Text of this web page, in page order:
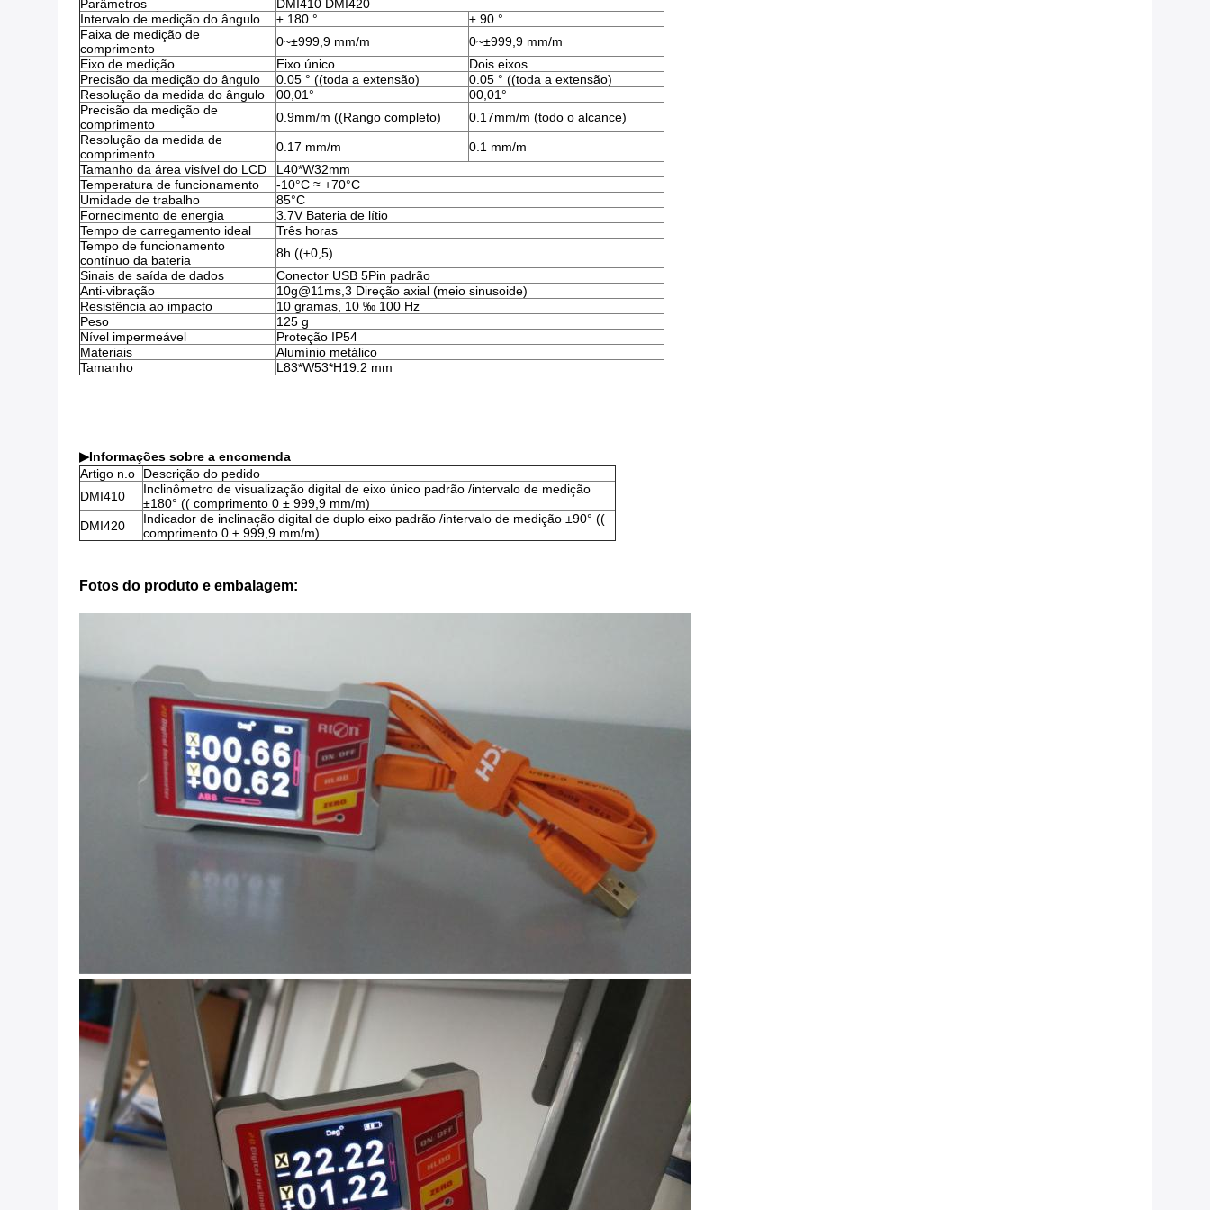
Parâmetros
DMI410 DMI420
Intervalo de medição do ângulo
± 180 °
± 90 °
Faixa de medição de
comprimento
0~±999,9 mm/m
0~±999,9 mm/m
Eixo de medição
Eixo único
Dois eixos
Precisão da medição do ângulo
0.05 ° ((toda a extensão)
0.05 ° ((toda a extensão)
Resolução da medida do ângulo
00,01°
00,01°
Precisão da medição de
comprimento
0.9mm/m ((Rango completo)
0.17mm/m (todo o alcance)
Resolução da medida de
comprimento
0.17 mm/m
0.1 mm/m
Tamanho da área visível do LCD
L40*W32mm
Temperatura de funcionamento
-10°C ≈ +70°C
Umidade de trabalho
85°C
Fornecimento de energia
3.7V Bateria de lítio
Tempo de carregamento ideal
Três horas
Tempo de funcionamento
contínuo da bateria
8h ((±0,5)
Sinais de saída de dados
Conector USB 5Pin padrão
Anti-vibração
10g@11ms,3 Direção axial (meio sinusoide)
Resistência ao impacto
10 gramas, 10 ‰ 100 Hz
Peso
125 g
Nível impermeável
Proteção IP54
Materiais
Alumínio metálico
Tamanho
L83*W53*H19.2 mm
▶Informações sobre a encomenda
Artigo n.o
Descrição do pedido
DMI410
Inclinômetro de visualização digital de eixo único padrão /intervalo de medição
±180° (( comprimento 0 ± 999,9 mm/m)
DMI420
Indicador de inclinação digital de duplo eixo padrão /intervalo de medição ±90° ((
comprimento 0 ± 999,9 mm/m)
Fotos do produto e embalagem: